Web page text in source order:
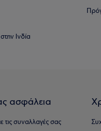
Ινδία
ασφάλεια
τις συναλλαγές σας